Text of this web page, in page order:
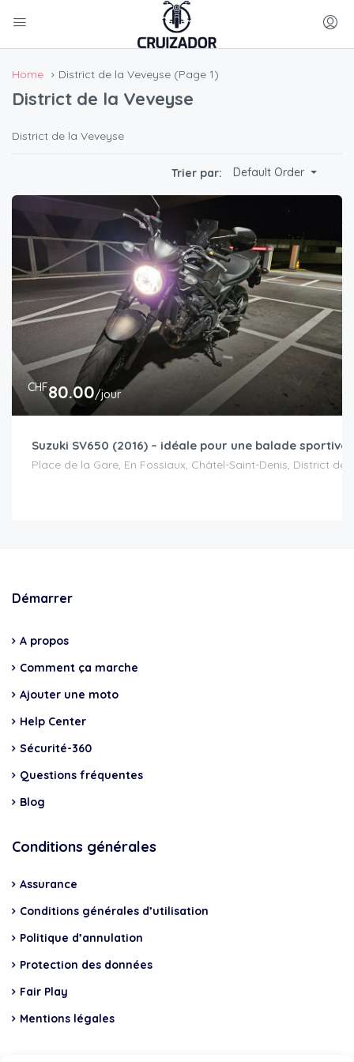
Home District de la Veveyse (Page 1)
District de la Veveyse
District de la Veveyse
Trier par: Default Order
CHF80.00/jour
Suzuki SV650 (2016) – idéale pour une balade
Place de la Gare, En Fossiaux, Châtel-Saint-Denis, District de
Démarrer
A propos
Comment ça marche
Ajouter une moto
Help Center
Sécurité-360
Questions fréquentes
Blog
Conditions générales
Assurance
Conditions générales d’utilisation
Politique d’annulation
Protection des données
Fair Play
Mentions légales